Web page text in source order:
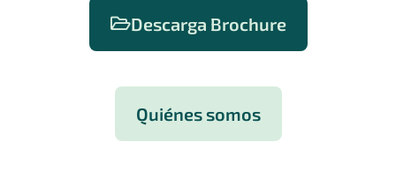
Descarga Brochure
Quiénes somos